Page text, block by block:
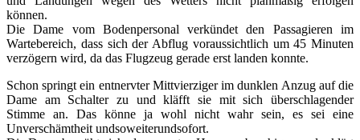
können.
Die Dame vom Bodenpersonal verkündet den Passagieren im
Wartebereich, dass sich der Abflug voraussichtlich um 45 Minuten
verzögern wird, da das Flugzeug gerade erst landen konnte.
Schon springt ein entnervter Mittvierziger im dunklen Anzug auf die
Dame am Schalter zu und kläfft sie mit sich überschlagender
Stimme an. Das könne ja wohl nicht wahr sein, es sei eine
Unverschämtheit undsoweiterundsofort.